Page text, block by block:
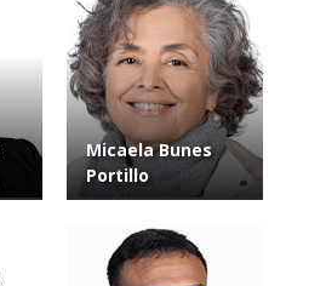
Micaela Bunes
Portillo